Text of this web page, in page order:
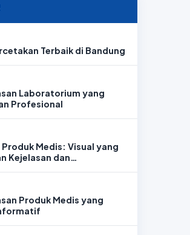
Terbaik di Bandung
Laboratorium yang
Profesional
Produk Medis: Visual yang
Kejelasan dan
Produk Medis yang